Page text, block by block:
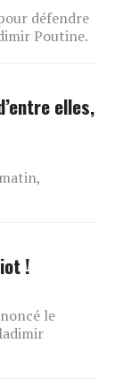
défendre
Poutine.
elles,
!
le